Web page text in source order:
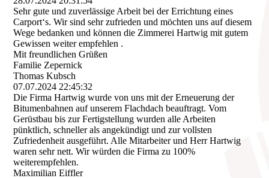
Sehr gute und zuverlässige Arbeit bei der Errichtung eines
Carport‘s. Wir sind sehr zufrieden und möchten uns auf diesem
Wege bedanken und können die Zimmerei Hartwig mit gutem
Gewissen weiter empfehlen .
Mit freundlichen Grüßen
Familie Zepernick
Thomas Kubsch
07.07.2024 22:45:32
Die Firma Hartwig wurde von uns mit der Erneuerung der
Bitumenbahnen auf unserem Flachdach beauftragt. Vom
Gerüstbau bis zur Fertigstellung wurden alle Arbeiten
pünktlich, schneller als angekündigt und zur vollsten
Zufriedenheit ausgeführt. Alle Mitarbeiter und Herr Hartwig
waren sehr nett. Wir würden die Firma zu 100%
weiterempfehlen.
Maximilian Eiffler